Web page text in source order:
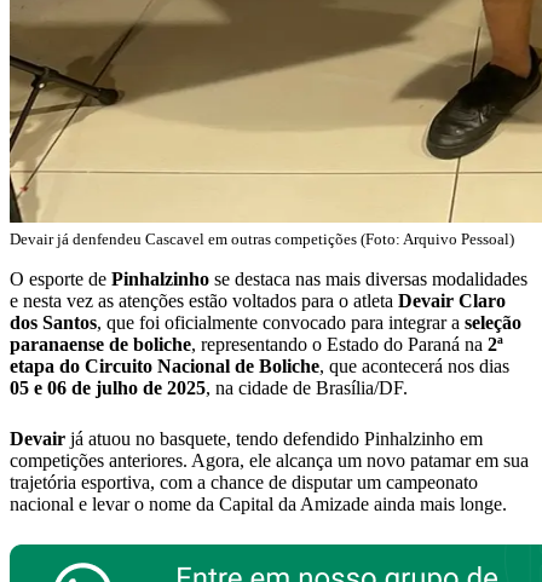
Devair já denfendeu Cascavel em outras competições (Foto: Arquivo Pessoal)
O esporte de Pinhalzinho se destaca nas mais diversas modalidades
e nesta vez as atenções estão voltados para o atleta Devair Claro
dos Santos, que foi oficialmente convocado para integrar a seleção
paranaense de boliche, representando o Estado do Paraná na 2ª
etapa do Circuito Nacional de Boliche, que acontecerá nos dias
05 e 06 de julho de 2025, na cidade de Brasília/DF.
Devair já atuou no basquete, tendo defendido Pinhalzinho em
competições anteriores. Agora, ele alcança um novo patamar em sua
trajetória esportiva, com a chance de disputar um campeonato
nacional e levar o nome da Capital da Amizade ainda mais longe.